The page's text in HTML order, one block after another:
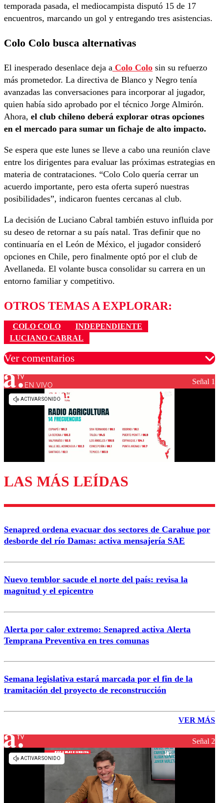
temporada pasada, el mediocampista disputó 15 de 17
encuentros, marcando un gol y entregando tres asistencias.
Colo Colo busca alternativas
El inesperado desenlace deja a Colo Colo sin su refuerzo
más prometedor. La directiva de Blanco y Negro tenía
avanzadas las conversaciones para incorporar al jugador,
quien había sido aprobado por el técnico Jorge Almirón.
Ahora, el club chileno deberá explorar otras opciones
en el mercado para sumar un fichaje de alto impacto.
Se espera que este lunes se lleve a cabo una reunión clave
entre los dirigentes para evaluar las próximas estrategias en
materia de contrataciones. “Colo Colo quería cerrar un
acuerdo importante, pero esta oferta superó nuestras
posibilidades”, indicaron fuentes cercanas al club.
La decisión de Luciano Cabral también estuvo influida por
su deseo de retornar a su país natal. Tras definir que no
continuaría en el León de México, el jugador consideró
opciones en Chile, pero finalmente optó por el club de
Avellaneda. El volante busca consolidar su carrera en un
entorno familiar y competitivo.
OTROS TEMAS A EXPLORAR:
COLO COLO
INDEPENDIENTE
LUCIANO CABRAL
Ver comentarios
Los comentarios son moderados para garantizar un
Enviar comentario
EN VIVO Señal 1
LAS MÁS LEÍDAS
Senapred ordena evacuar dos sectores de Carahue por
desborde del río Damas: activa mensajería SAE
Nuevo temblor sacude el norte del país: revisa la
magnitud y el epicentro
Alerta por calor extremo: Senapred activa Alerta
Temprana Preventiva en tres comunas
Semana legislativa estará marcada por el fin de la
tramitación del proyecto de reconstrucción
VER MÁS
Señal 2